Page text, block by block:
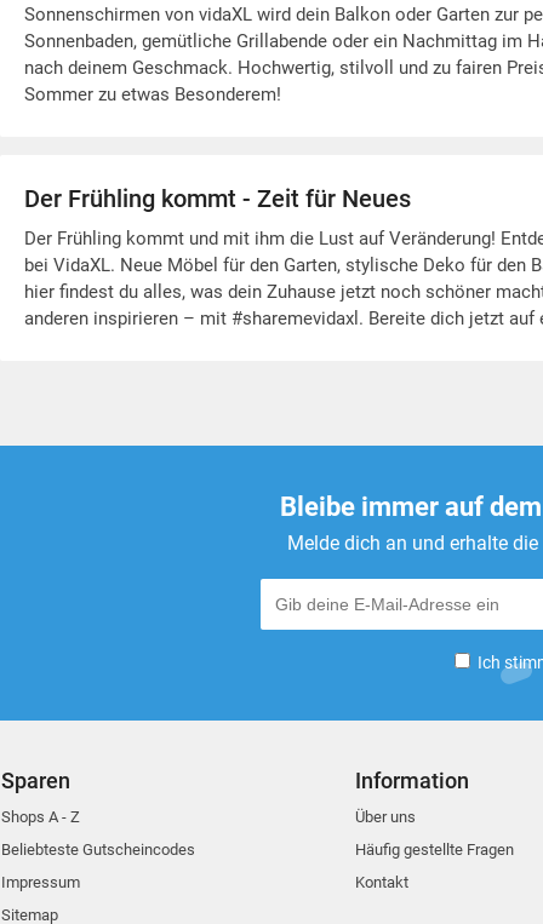
Sonnenschirmen von vidaXL wird dein Balkon oder Garten zur
Sonnenbaden, gemütliche Grillabende oder ein Nachmittag im
nach deinem Geschmack. Hochwertig, stilvoll und zu fairen
Sommer zu etwas Besonderem!
Der Frühling kommt - Zeit für Neues
Der Frühling kommt und mit ihm die Lust auf Veränderung!
bei VidaXL. Neue Möbel für den Garten, stylische Deko für
hier findest du alles, was dein Zuhause jetzt noch schöner
anderen inspirieren – mit #sharemevidaxl. Bereite dich jetzt auf
Bleibe immer auf
Melde dich an und erhalte
Ich
Sparen
Shops A - Z
Beliebteste Gutscheincodes
Impressum
Sitemap
Information
Über uns
Häufig gestellte Fragen
Kontakt